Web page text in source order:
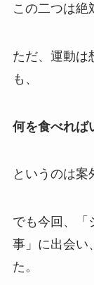
この二つは絶
ただ、運動は
も、
何を食べれば
というのは案
でも今回、「
事」に出会い
た。